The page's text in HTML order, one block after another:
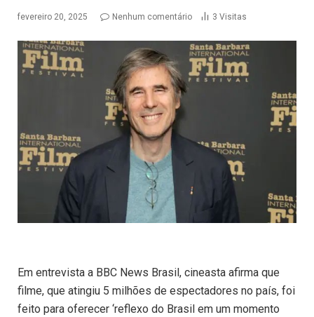
fevereiro 20, 2025 Nenhum comentário 3 Visitas
Em entrevista a BBC News Brasil, cineasta afirma que
filme, que atingiu 5 milhões de espectadores no país, foi
feito para oferecer ‘reflexo do Brasil em um momento